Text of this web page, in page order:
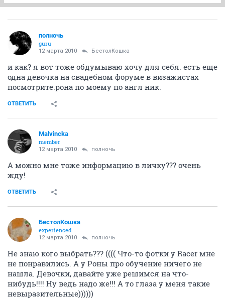
полночь
guru
12 марта 2010 БестолКошка
и как? я вот тоже обдумываю хочу для себя. есть еще
одна девочка на свадебном форуме в визажистах
посмотрите.рона по моему по англ ник.
ОТВЕТИТЬ
Malvincka
member
12 марта 2010 полночь
А можно мне тоже информацию в личку??? очень
жду!
ОТВЕТИТЬ
БестолКошка
experienced
12 марта 2010 полночь
Не знаю кого выбрать??? (((( Что-то фотки у Racer мне
не понравились. А у Роны про обучение ничего не
нашла. Девочки, давайте уже решимся на что-
нибудь!!!! Ну ведь надо же!!! А то глаза у меня такие
невыразительные))))))